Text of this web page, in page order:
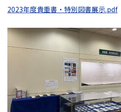
2023年度貴重書・特別図書展示.pdf